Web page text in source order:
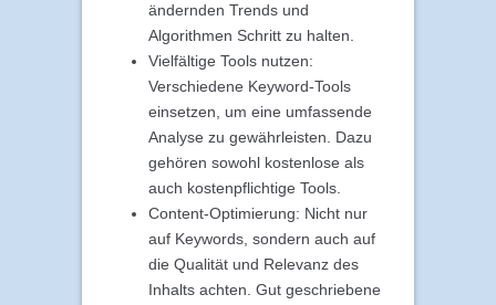
ändernden Trends und
Algorithmen Schritt zu halten.
Vielfältige Tools nutzen:
Verschiedene Keyword-Tools
einsetzen, um eine umfassende
Analyse zu gewährleisten. Dazu
gehören sowohl kostenlose als
auch kostenpflichtige Tools.
Content-Optimierung: Nicht nur
auf Keywords, sondern auch auf
die Qualität und Relevanz des
Inhalts achten. Gut geschriebene